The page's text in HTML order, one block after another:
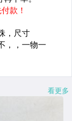
看更多